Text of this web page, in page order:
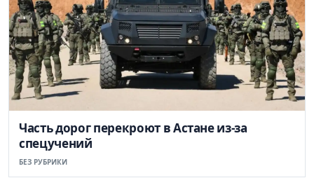
Часть дорог перекроют в Астане из-за
спецучений
БЕЗ РУБРИКИ